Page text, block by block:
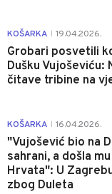
KOŠARKA 19.04.2026.
Grobari posvetili
Dušku
čitave tribine na
KOŠARKA 16.04.2026.
"Vujošević bio na
sahrani, a došla
Hrvata": U
zbog Duleta